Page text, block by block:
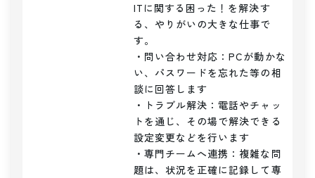
ITに関する困った！を解決す
る、やりがいの大きな仕事で
す。
・問い合わせ対応：PCが動かな
い、パスワードを忘れた等の相
談に回答します
・トラブル解決：電話やチャッ
トを通じ、その場で解決できる
設定変更などを行います
・専門チームへ連携：複雑な問
題は、状況を正確に記録して専